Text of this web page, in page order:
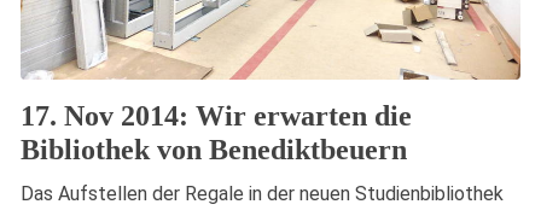
17. Nov 2014: Wir erwarten die
Bibliothek von Benediktbeuern
Das Aufstellen der Regale in der neuen Studienbibliothek